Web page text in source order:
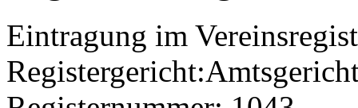
Eintragung im